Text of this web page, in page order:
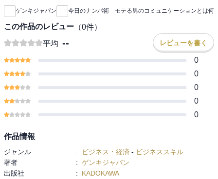
でもこの「新しい」ナンパは行われてもいいのではないか。かつて
芸術家の岡本太郎が『今日の芸術』（光文社文庫）という書籍にて
「芸術の在り方・見方」を変えたように、ナンパの概念を変えた
い。メンバーのゲンキは、ネイティブと英会話をするために声をか
け始めたように、目的は「英語を話す」だった。いつしか英語でも
日本語でも会話するようになり、自身のコミュニケーション力は飛
躍的に向上した。人と人がかかわるうえで欠かせないこのコミュニ
としかない。何より、SNS時代になりスマホで完結するこの時代、
コロナ禍を経て、いっそうその傾向は強くなった。しかし、人とよ
りよいコミュニケーションを重ねるには、スポーツのように毎日特
では、そんなナンパの手法を余すところなく紹介する。そして巻末
掲載する。ナンパをテーマにどんな会話が繰り広げられたのか、こ
ちらもせひ堪能していただきたい。
ゲンキジャパン 今日のナンパ術 モテる男のコミュニケーションとは何
この作品のレビュー （0件）
平均 -- レビューを書く
0
0
0
0
0
作品情報
ジャンル : ビジネス・経済 - ビジネススキル
著者
: ゲンキジャパン
出版社
:
KADOKAWA